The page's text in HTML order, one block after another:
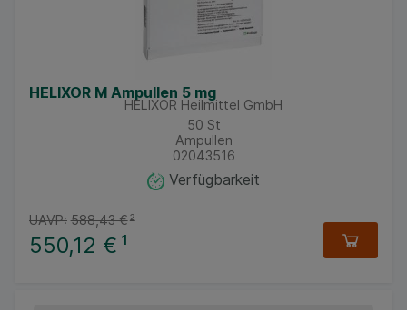
HELIXOR M Ampullen 5 mg
HELIXOR Heilmittel GmbH
50 St
Ampullen
02043516
Verfügbarkeit
550,12 € ¹
UAVP: 588,43 €²